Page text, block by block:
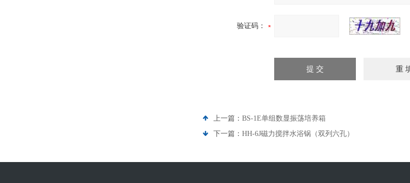
验证码：
上一篇： BS-1E单组数显振荡培养箱
下一篇： HH-6J磁力搅拌水浴锅（双列六孔）